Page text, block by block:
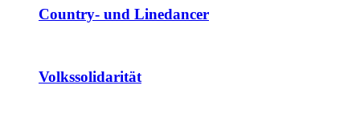
Country- und Linedancer
Volkssolidarität